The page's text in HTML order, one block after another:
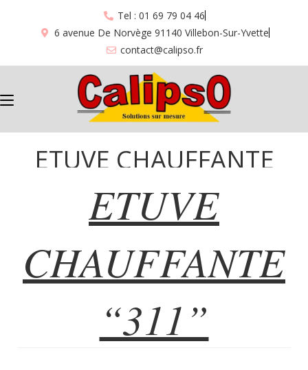
Tel : 01 69 79 04 46
6 avenue De Norvège 91140 Villebon-Sur-Yvette
contact@calipso.fr
ETUVE CHAUFFANTE
“311”
ETUVE
CHAUFFANTE
“311”